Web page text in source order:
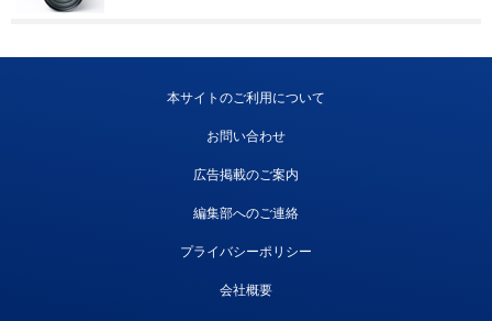
本サイトのご利用について
お問い合わせ
広告掲載のご案内
編集部へのご連絡
プライバシーポリシー
会社概要